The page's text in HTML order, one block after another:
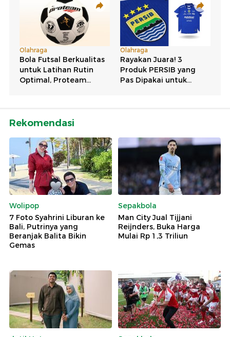
Rekomendasi
Wolipop
7 Foto Syahrini Liburan ke
Bali, Putrinya yang
Beranjak Balita Bikin
Gemas
Sepakbola
Man City Jual Tijjani
Reijnders, Buka Harga
Mulai Rp 1,3 Triliun